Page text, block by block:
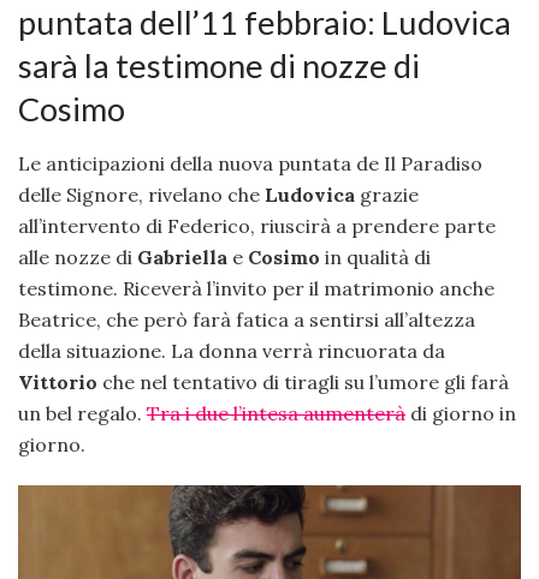
puntata dell’11 febbraio: Ludovica
sarà la testimone di nozze di
Cosimo
Le anticipazioni della nuova puntata de Il Paradiso
delle Signore, rivelano che Ludovica grazie
all’intervento di Federico, riuscirà a prendere parte
alle nozze di Gabriella e Cosimo in qualità di
testimone. Riceverà l’invito per il matrimonio anche
Beatrice, che però farà fatica a sentirsi all’altezza
della situazione. La donna verrà rincuorata da
Vittorio che nel tentativo di tiragli su l’umore gli farà
un bel regalo. Tra i due l’intesa aumenterà di giorno in
giorno.